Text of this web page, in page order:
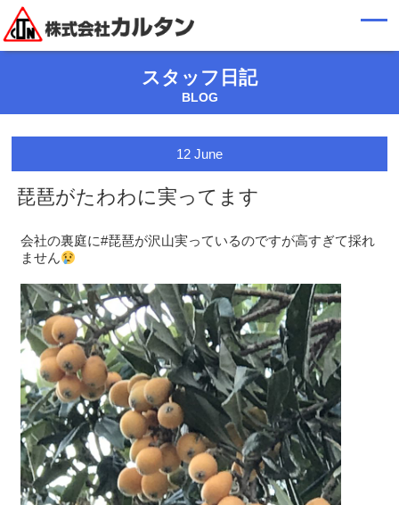
スタッフ日記
BLOG
12 June
琵琶がたわわに実ってます
会社の裏庭に#琵琶が沢山実っているのですが高すぎて採れ
ません